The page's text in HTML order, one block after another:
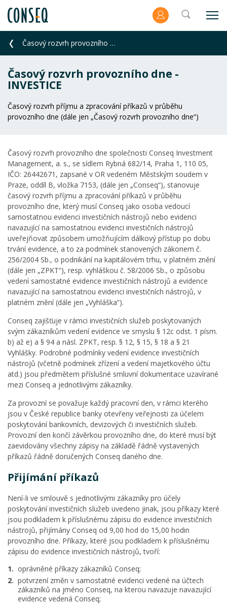
Časový rozvrh provozního dne - INVESTICE
Časový rozvrh provozního dne -
INVESTICE
Časový rozvrh příjmu a zpracování příkazů v průběhu
provozního dne (dále jen „Časový rozvrh provozního dne“)
Časový rozvrh provozního dne společnosti Conseq Investment
Management, a. s., se sídlem Rybná 682/14, Praha 1, 110 05,
IČO: 26442671, zapsané v OR vedeném Městským soudem v
Praze, oddíl B, vložka 7153, (dále jen „Conseq“), stanovuje
časový rozvrh příjmu a zpracování příkazů v průběhu
provozního dne, který musí Conseq jako osoba vedoucí
samostatnou evidenci investičních nástrojů nebo evidenci
navazující na samostatnou evidenci investičních nástrojů
uveřejňovat způsobem umožňujícím dálkový přístup po dobu
trvání evidence, a to za podmínek stanovených zákonem č.
256/2004 Sb., o podnikání na kapitálovém trhu, v platném znění
(dále jen „ZPKT“), resp. vyhláškou č. 58/2006 Sb., o způsobu
vedení samostatné evidence investičních nástrojů a evidence
navazující na samostatnou evidenci investičních nástrojů, v
platném znění (dále jen „Vyhláška“).
Conseq zajišťuje v rámci investičních služeb poskytovaných
svým zákazníkům vedení evidence ve smyslu § 12c odst. 1 písm.
b) až e) a § 94 a násl. ZPKT, resp. § 12, § 15, § 18 a § 21
Vyhlášky. Podrobné podmínky vedení evidence investičních
nástrojů (včetně podmínek zřízení a vedení majetkového účtu
atd.) jsou předmětem příslušné smluvní dokumentace uzavírané
mezi Conseq a jednotlivými zákazníky.
Za provozní se považuje každý pracovní den, v rámci kterého
jsou v České republice banky otevřeny veřejnosti za účelem
poskytování bankovních, devizových či investičních služeb.
Provozní den končí závěrkou provozního dne, do které musí být
zaevidovány všechny zápisy na základě řádně vystavených
příkazů řádně doručených Conseq daného dne.
Přijímání příkazů
Není-li ve smlouvě s jednotlivými zákazníky pro účely
poskytování investičních služeb uvedeno jinak, jsou příkazy které
jsou podkladem k příslušnému zápisu do evidence investičních
nástrojů, přijímány Conseq od 9,00 hod do 15,00 hodin
provozního dne. Příkazy, které jsou podkladem k příslušnému
zápisu do evidence investičních nástrojů, tvoří:
oprávněné příkazy zákazníků Conseq;
potvrzení změn v samostatné evidenci vedené na účtech
zákazníků na jméno Conseq, na kterou navazuje navazující
evidence vedená Conseq;